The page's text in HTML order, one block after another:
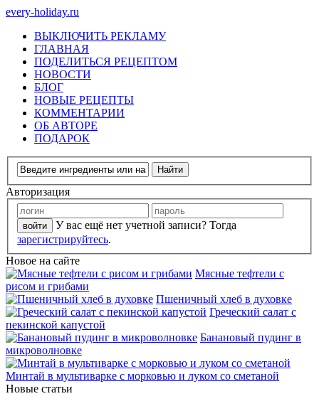
every-holiday.ru
ВЫКЛЮЧИТЬ РЕКЛАМУ
ГЛАВНАЯ
ПОДЕЛИТЬСЯ РЕЦЕПТОМ
НОВОСТИ
БЛОГ
НОВЫЕ РЕЦЕПТЫ
КОММЕНТАРИИ
ОБ АВТОРЕ
ПОДАРОК
Авторизация
У вас ещё нет учетной записи? Тогда
зарегистрируйтесь.
Новое на сайте
Мясные тефтели с
рисом и грибами
Пшеничный хлеб в духовке
Греческий салат с
пекинской капустой
Банановый пудинг в
микроволновке
Минтай в мультиварке с морковью и луком со сметаной
Новые статьи